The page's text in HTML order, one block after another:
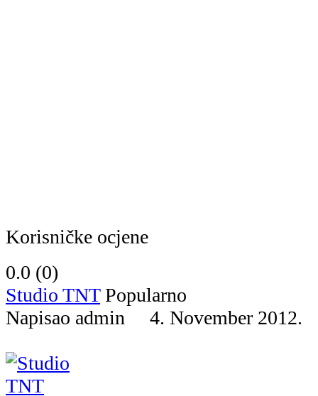
Korisničke ocjene
0.0 (0)
Studio TNT Popularno
Napisao admin 4. November